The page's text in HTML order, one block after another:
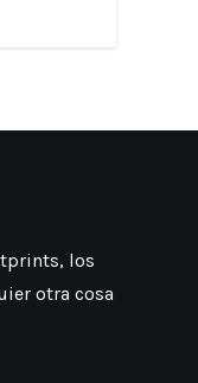
los
otra cosa